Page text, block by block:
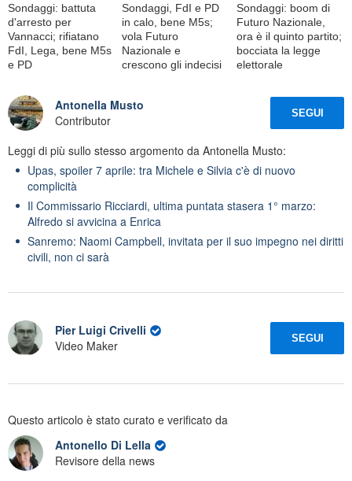
Sondaggi: battuta
d'arresto per
Vannacci; rifiatano
FdI, Lega, bene M5s
e PD
Sondaggi, FdI e PD
in calo, bene M5s;
vola Futuro
Nazionale e
crescono gli indecisi
Sondaggi: boom di
Futuro Nazionale,
ora è il quinto partito;
bocciata la legge
elettorale
Antonella Musto
Contributor
SEGUI
Leggi di più sullo stesso argomento da Antonella Musto:
Upas, spoiler 7 aprile: tra Michele e Silvia c'è di nuovo
complicità
Il Commissario Ricciardi, ultima puntata stasera 1° marzo:
Alfredo si avvicina a Enrica
Sanremo: Naomi Campbell, invitata per il suo impegno nei diritti
civili, non ci sarà
Pier Luigi Crivelli
Video Maker
SEGUI
Questo articolo è stato curato e verificato da
Antonello Di Lella
Revisore della news